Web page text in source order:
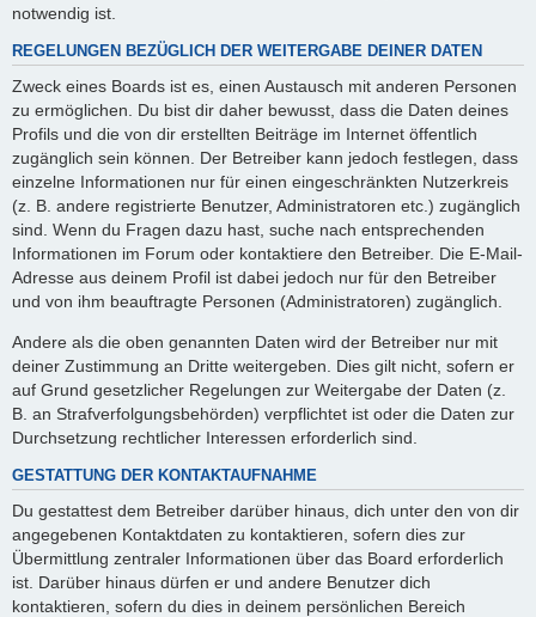
notwendig ist.
REGELUNGEN BEZÜGLICH DER WEITERGABE DEINER DATEN
Zweck eines Boards ist es, einen Austausch mit anderen Personen
zu ermöglichen. Du bist dir daher bewusst, dass die Daten deines
Profils und die von dir erstellten Beiträge im Internet öffentlich
zugänglich sein können. Der Betreiber kann jedoch festlegen, dass
einzelne Informationen nur für einen eingeschränkten Nutzerkreis
(z. B. andere registrierte Benutzer, Administratoren etc.) zugänglich
sind. Wenn du Fragen dazu hast, suche nach entsprechenden
Informationen im Forum oder kontaktiere den Betreiber. Die E-Mail-
Adresse aus deinem Profil ist dabei jedoch nur für den Betreiber
und von ihm beauftragte Personen (Administratoren) zugänglich.
Andere als die oben genannten Daten wird der Betreiber nur mit
deiner Zustimmung an Dritte weitergeben. Dies gilt nicht, sofern er
auf Grund gesetzlicher Regelungen zur Weitergabe der Daten (z.
B. an Strafverfolgungsbehörden) verpflichtet ist oder die Daten zur
Durchsetzung rechtlicher Interessen erforderlich sind.
GESTATTUNG DER KONTAKTAUFNAHME
Du gestattest dem Betreiber darüber hinaus, dich unter den von dir
angegebenen Kontaktdaten zu kontaktieren, sofern dies zur
Übermittlung zentraler Informationen über das Board erforderlich
ist. Darüber hinaus dürfen er und andere Benutzer dich
kontaktieren, sofern du dies in deinem persönlichen Bereich